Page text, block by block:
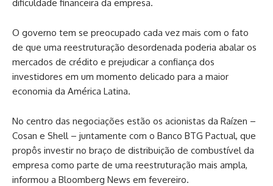
dificuldade financeira da empresa.
O governo tem se preocupado cada vez mais com o fato
de que uma reestruturação desordenada poderia abalar os
mercados de crédito e prejudicar a confiança dos
investidores em um momento delicado para a maior
economia da América Latina.
No centro das negociações estão os acionistas da Raízen –
Cosan e Shell – juntamente com o Banco BTG Pactual, que
propôs investir no braço de distribuição de combustível da
empresa como parte de uma reestruturação mais ampla,
informou a Bloomberg News em fevereiro.